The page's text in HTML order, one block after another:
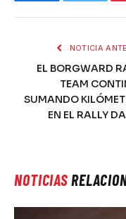
NOTICIA
EL BORGWARD
TEAM
SUMANDO
EN EL RALLY
NOTICIAS